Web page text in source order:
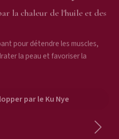
la chaleur de l'huile et des
pour détendre les muscles,
la peau et favoriser la
par le Ku Nye